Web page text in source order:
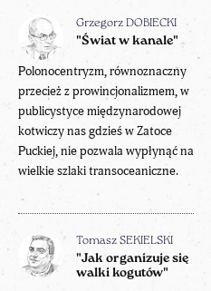
Grzegorz DOBIECKI
"Świat w kanale"
Polonocentryzm, równoznaczny
przecież z prowincjonalizmem, w
publicystyce międzynarodowej
kotwiczy nas gdzieś w Zatoce
Puckiej, nie pozwala wypłynąć na
wielkie szlaki transoceaniczne.
Tomasz SEKIELSKI
"Jak organizuje się
walki kogutów"